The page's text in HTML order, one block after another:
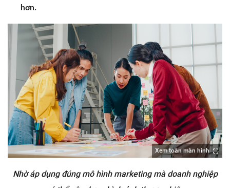
hơn.
Xem toàn màn hình
Nhờ áp dụng đúng mô hình marketing mà doanh nghiệp